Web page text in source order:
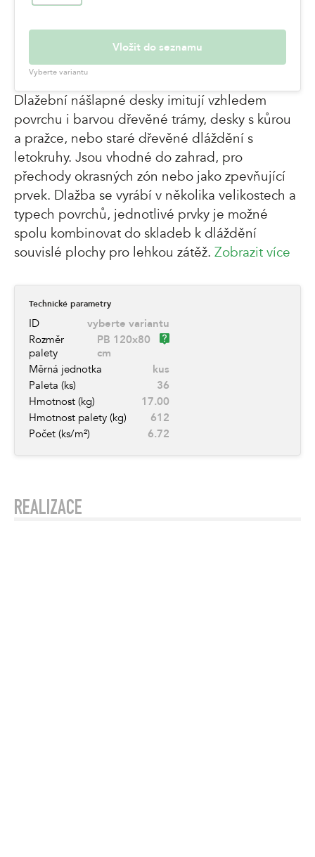
Vložit do seznamu
Vyberte variantu
Dlažební nášlapné desky imitují vzhledem
povrchu i barvou dřevěné trámy, desky s kůrou
a pražce, nebo staré dřevěné dláždění s
letokruhy. Jsou vhodné do zahrad, pro
přechody okrasných zón nebo jako zpevňující
prvek. Dlažba se vyrábí v několika velikostech a
typech povrchů, jednotlivé prvky je možné
spolu kombinovat do skladeb k dláždění
souvislé plochy pro lehkou zátěž. Zobrazit více
Technické parametry
ID
vyberte variantu
Rozměr
palety
PB 120x80
cm
Měrná jednotka
kus
Paleta (ks)
36
Hmotnost (kg)
17.00
Hmotnost palety (kg)
612
Počet (ks/m²)
6.72
REALIZACE